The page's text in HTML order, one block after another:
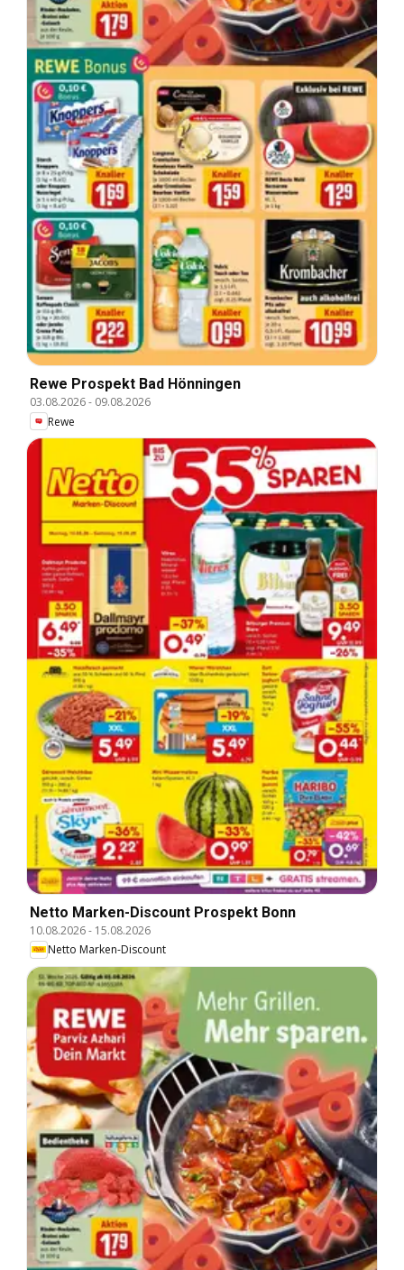
Rewe Prospekt Bad Hönningen
03.08.2026- 09.08.2026
Rewe
Netto Marken-Discount Prospekt Bonn
10.08.2026- 15.08.2026
Netto Marken-Discount